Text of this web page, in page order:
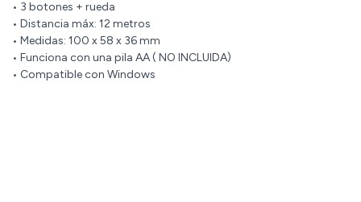
• 3 botones + rueda
• Distancia máx: 12 metros
• Medidas: 100 x 58 x 36 mm
• Funciona con una pila AA ( NO INCLUIDA)
• Compatible con Windows